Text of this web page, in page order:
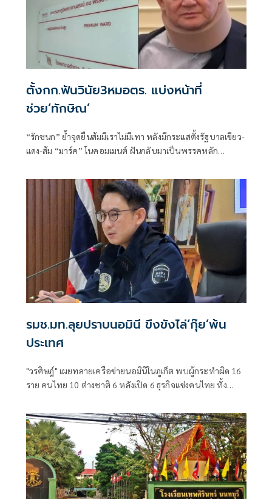
ตั้งกก.ฟันวินัย3หมอตร. แบ่งหน้าที่
ช่วย‘ทักษิณ’
“รักชนก” ย้ำจุดยืนส้มมีเราไม่มีเทา หลังมีกระแสตั้งรัฐบาลเขียว-
แดง-ส้ม “มาร์ค” โนคอมเมนต์ ฝันกลับมาเป็นพรรคหลัก
รมช.มท.ลุยปราบนอมินี ขึงขังไล่‘กุ๊ย’พ้น
ประเทศ
"วรศิษฎ์" เผยทลายเครือข่ายนอมินีในภูเก็ต พบผู้กระทำผิด 16
ราย คนไทย 10 ต่างชาติ 6 หลังเปิด 6 ธุรกิจแข่งคนไทย ทั้ง